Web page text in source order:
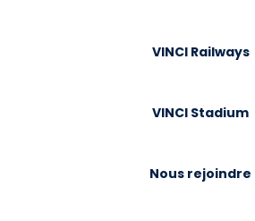
VINCI Railways
VINCI Stadium
Nous rejoindre